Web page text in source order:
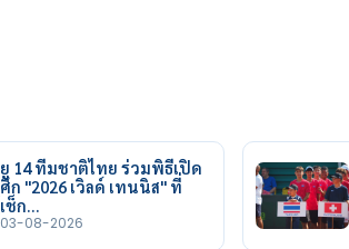
ยู 14 ทีมชาติไทย ร่วมพิธีเปิด
ศึก "2026 เวิลด์ เทนนิส" ที่
เช็ก…
03-08-2026